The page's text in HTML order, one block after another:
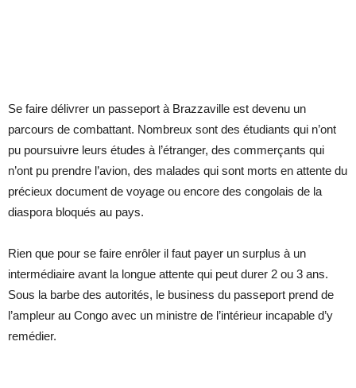
Se faire délivrer un passeport à Brazzaville est devenu un
parcours de combattant. Nombreux sont des étudiants qui n’ont
pu poursuivre leurs études à l’étranger, des commerçants qui
n’ont pu prendre l’avion, des malades qui sont morts en attente du
précieux document de voyage ou encore des congolais de la
diaspora bloqués au pays.
Rien que pour se faire enrôler il faut payer un surplus à un
intermédiaire avant la longue attente qui peut durer 2 ou 3 ans.
Sous la barbe des autorités, le business du passeport prend de
l’ampleur au Congo avec un ministre de l’intérieur incapable d’y
remédier.